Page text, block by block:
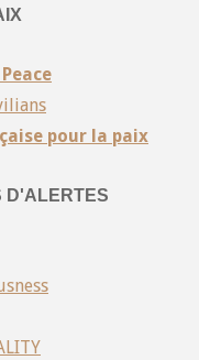
pour la paix
D'ALERTES